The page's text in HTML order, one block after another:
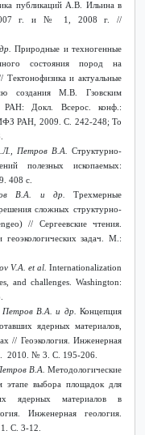
публикаций А.В. Ильина в
г. и № 1, 2008 г. //
др.Природные и техногенные
состояния пород на
и актуальные
создания М.В. Гзовским
РАН: Докл. Всерос. конф.:
РАН, 2009. С. 242-248; То
Петров В.А. Структурно-
полезных ископаемых:
408 с.
В.А. и др.
Трехмерные
сложных структурно-
// Сергеевские чтения.
задач. М.:
V.A. et al. Internationalization
and challenges. Washington:
В.А. и др.
Концепция
ядерных материалов,
// Геоэкология. Инженерная
2010. № 3. С. 195-206.
В.А.
Методологические
этапе выбора площадок для
ядерных материалов в
Инженерная геология.
С. 3-12.